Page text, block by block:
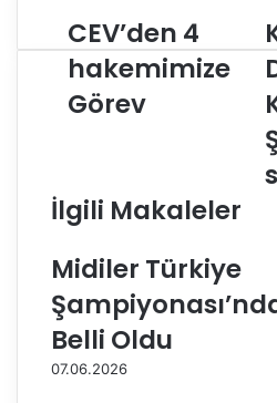
C
E
V
’
h
k
e
m
m
i
CEV’den 4
hakemimize
Görev
K
a
d
ı
l
a
r
a
İlgili Makaleler
Midiler Türkiye
Belli Oldu
07.06.2026